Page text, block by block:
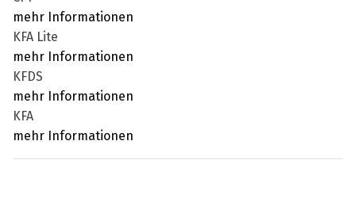
mehr Informationen
KFA Lite
mehr Informationen
KFDS
mehr Informationen
KFA
mehr Informationen